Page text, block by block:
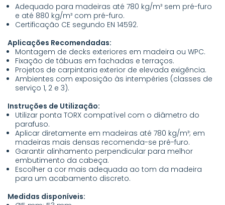
Adequado para madeiras até 780 kg/m³ sem pré-furo
e até 880 kg/m³ com pré-furo.
Certificação CE segundo EN 14592.
Aplicações Recomendadas:
Montagem de decks exteriores em madeira ou WPC.
Fixação de tábuas em fachadas e terraços.
Projetos de carpintaria exterior de elevada exigência.
Ambientes com exposição às intempéries (classes de
serviço 1, 2 e 3).
Instruções de Utilização:
Utilizar ponta TORX compatível com o diâmetro do
parafuso.
Aplicar diretamente em madeiras até 780 kg/m³; em
madeiras mais densas recomenda-se pré-furo.
Garantir alinhamento perpendicular para melhor
embutimento da cabeça.
Escolher a cor mais adequada ao tom da madeira
para um acabamento discreto.
Medidas disponíveis: